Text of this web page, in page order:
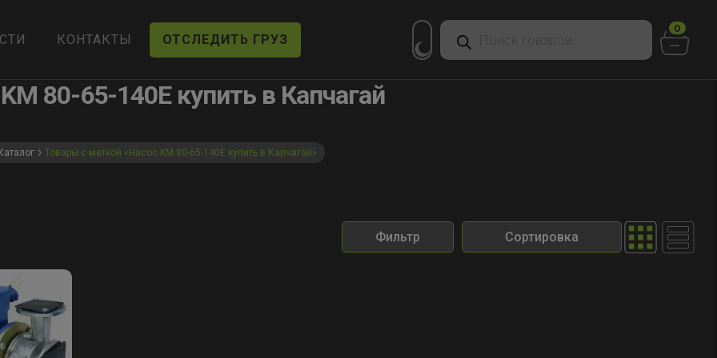
КОНТАКТЫ ОТСЛЕДИТЬ ГРУЗ
Поиск
товаров
0
80-65-140E купить в Капчагай
Каталог Товары с меткой «Насос KM 80-65-140E купить в Капчагай»
Фильтр Сортировка